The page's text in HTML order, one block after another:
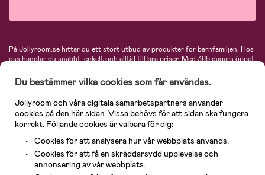
På Jollyroom.se hittar du ett stort utbud av produkter för barnfamiljen. Hos
oss handlar du snabbt, enkelt och alltid till bra priser. Med 365 dagars öppet
hos oss. I vårt sortiment hittar du barnvagnar, bilstolar, kläder för barn och
baby, produkter för mamman, massor av inspirerande inredning, leksaker,
varumärken så som Britax, Maxi-Cosi, Baby Jogger, BabyBjörn, Didriksons,
KidKraft, Ergobaby, Philips Avent, Neonate, Cybex, LEGO och många fler.
Välkommen in och kika runt i Nordens största barn- och babybutik på nätet!
Du bestämmer vilka cookies som får användas.
Jollyroom och våra digitala samarbetspartners använder
cookies på den här sidan. Vissa behövs för att sidan ska fungera
korrekt. Följande cookies är valbara för dig:
Cookies för att analysera hur vår webbplats används.
Cookies för att få en skräddarsydd upplevelse och
annonsering av vår webbplats.